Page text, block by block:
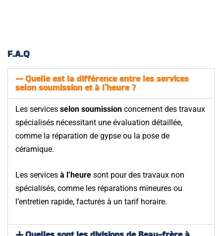
F.A.Q
Quelle est la différence entre les services
selon soumission et à l’heure ?
Les services selon soumission concernent des travaux
spécialisés nécessitant une évaluation détaillée,
comme la réparation de gypse ou la pose de
céramique.
Les services à l’heure sont pour des travaux non
spécialisés, comme les réparations mineures ou
l’entretien rapide, facturés à un tarif horaire.